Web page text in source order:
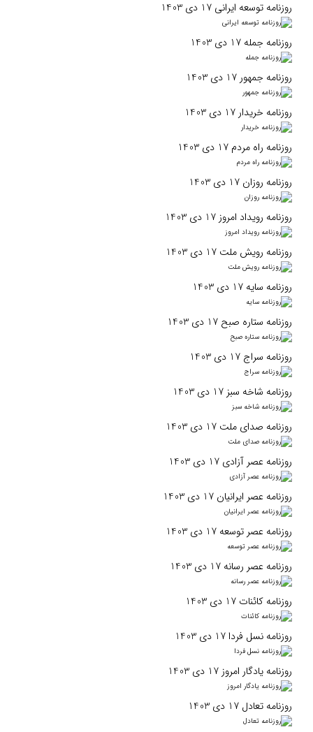
روزنامه توسعه ایرانی 17 دی 1403
روزنامه جمله 17 دی 1403
روزنامه جمهور 17 دی 1403
روزنامه خریدار 17 دی 1403
روزنامه راه مردم 17 دی 1403
روزنامه روزان 17 دی 1403
روزنامه رویداد امروز 17 دی 1403
روزنامه رویش ملت 17 دی 1403
روزنامه سایه 17 دی 1403
روزنامه ستاره صبح 17 دی 1403
روزنامه سراج 17 دی 1403
روزنامه شاخه سبز 17 دی 1403
روزنامه صدای ملت 17 دی 1403
روزنامه عصر آزادی 17 دی 1403
روزنامه عصر ایرانیان 17 دی 1403
روزنامه عصر توسعه 17 دی 1403
روزنامه عصر رسانه 17 دی 1403
روزنامه کائنات 17 دی 1403
روزنامه نسل فردا 17 دی 1403
روزنامه یادگار امروز 17 دی 1403
روزنامه تعادل 17 دی 1403